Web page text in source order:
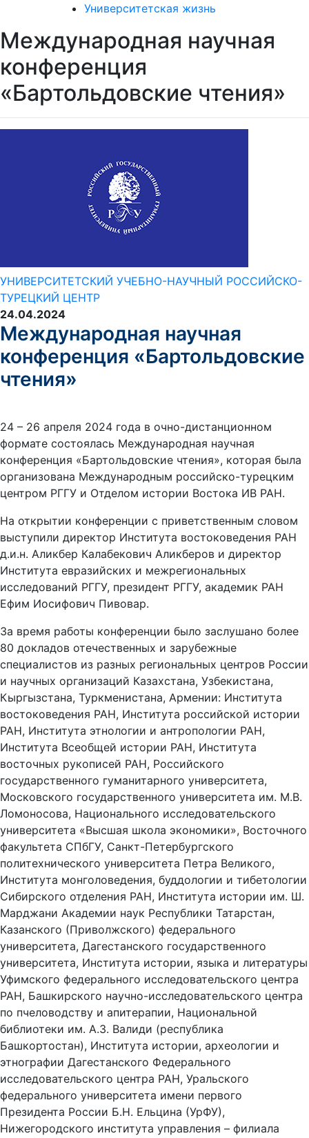
Университетская жизнь
Международная научная
конференция
«Бартольдовские чтения»
УНИВЕРСИТЕТСКИЙ УЧЕБНО-НАУЧНЫЙ РОССИЙСКО-
ТУРЕЦКИЙ ЦЕНТР
24.04.2024
Международная научная
конференция «Бартольдовские
чтения»
24 – 26 апреля 2024 года в очно-дистанционном
формате состоялась Международная научная
конференция «Бартольдовские чтения», которая была
организована Международным российско-турецким
центром РГГУ и Отделом истории Востока ИВ РАН.
На открытии конференции с приветственным словом
выступили директор Института востоковедения РАН
д.и.н. Аликбер Калабекович Аликберов и директор
Института евразийских и межрегиональных
исследований РГГУ, президент РГГУ, академик РАН
Ефим Иосифович Пивовар.
За время работы конференции было заслушано более
80 докладов отечественных и зарубежные
специалистов из разных региональных центров России
и научных организаций Казахстана, Узбекистана,
Кыргызстана, Туркменистана, Армении: Института
востоковедения РАН, Института российской истории
РАН, Института этнологии и антропологии РАН,
Института Всеобщей истории РАН, Института
восточных рукописей РАН, Российского
государственного гуманитарного университета,
Московского государственного университета им. М.В.
Ломоносова, Национального исследовательского
университета «Высшая школа экономики», Восточного
факультета СПбГУ, Санкт-Петербургского
политехнического университета Петра Великого,
Института монголоведения, буддологии и тибетологии
Сибирского отделения РАН, Института истории им. Ш.
Марджани Академии наук Республики Татарстан,
Казанского (Приволжского) федерального
университета, Дагестанского государственного
университета, Института истории, языка и литературы
Уфимского федерального исследовательского центра
РАН, Башкирского научно-исследовательского центра
по пчеловодству и апитерапии, Национальной
библиотеки им. А.З. Валиди (республика
Башкортостан), Института истории, археологии и
этнографии Дагестанского Федерального
исследовательского центра РАН, Уральского
федерального университета имени первого
Президента России Б.Н. Ельцина (УрФУ),
Нижегородского института управления – филиала